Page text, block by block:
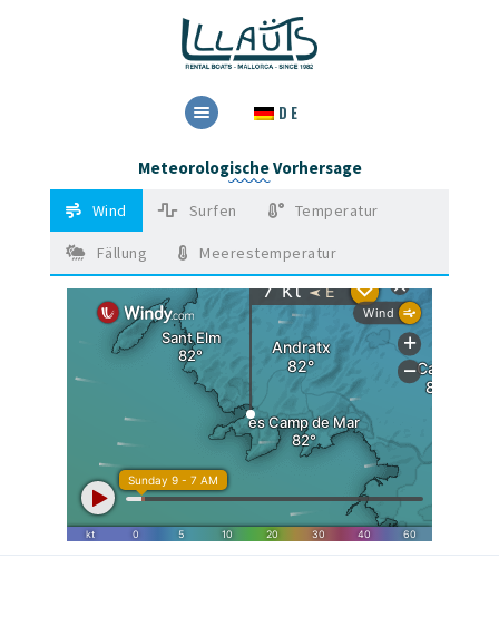
DE
VERMIETUNG
RESERVIEREN
KONTAKT
Meteorologische Vorhersage
Wind Surfen Temperatur
Fällung Meerestemperatur